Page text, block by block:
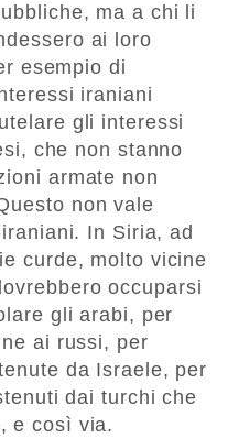
ma a chi li
ai loro
esempio di
iraniani
gli interessi
che non stanno
armate non
non vale
In Siria, ad
curde, molto vicine
occuparsi
gli arabi, per
ai russi, per
da Israele, per
dai turchi che
e così via.